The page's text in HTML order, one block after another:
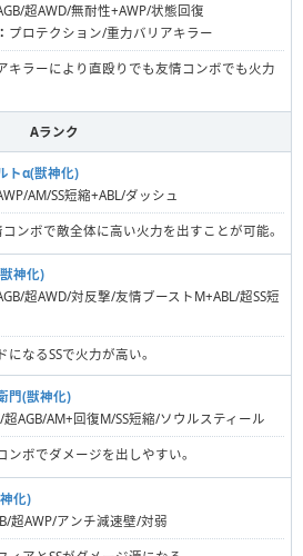
超AWD/無耐性+AWP/状態回復
プロテクション/重力バリアキラー
キラーにより直殴りでも友情コンボでも火力
Aランク
トα(獣神化)
AM/SS短縮+ABL/ダッシュ
ンボで敵全体に高い火力を出すことが可能。
神化)
超AWD/対反撃/友情ブーストM+ABL/超SS短
になるSSで火力が高い。
門(獣神化)
超AGB/AM+回復M/SS短縮/ソウルスティール
ンボでダメージを出しやすい。
化)
超AWP/アンチ減速壁/対弱